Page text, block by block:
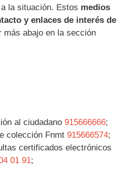
la situación. Estos medios
y enlaces de interés de
más abajo en la sección
al ciudadano 915666666;
colección Fnmt 915666574;
certificados electrónicos
01 91;